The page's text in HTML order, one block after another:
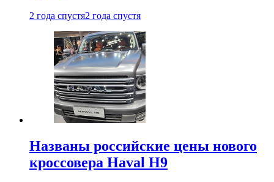
2 года спустя2 года спустя
Названы российские цены нового
кроссовера Haval H9